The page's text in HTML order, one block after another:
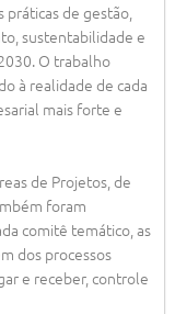
de gestão,
sustentabilidade e
O trabalho
à realidade de cada
mais forte e
de Projetos, de
foram
comitê temático, as
dos processos
e receber, controle